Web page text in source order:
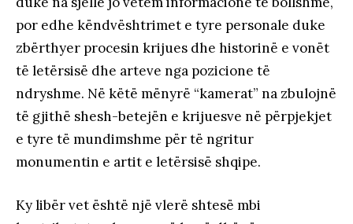
por edhe këndvështrimet e tyre personale duke
zbërthyer procesin krijues dhe historinë e vonët
të letërsisë dhe arteve nga pozicione të
ndryshme. Në këtë mënyrë “kamerat” na zbulojnë
të gjithë shesh-betejën e krijuesve në përpjekjet
e tyre të mundimshme për të ngritur
monumentin e artit e letërsisë shqipe.
Ky libër vet është një vlerë shtesë mbi